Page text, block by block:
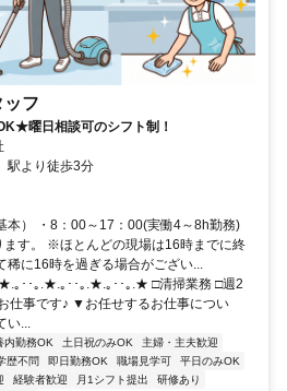
フ
曜日相談可のシフト制！
駅より徒歩3分
本） ・8：00～17：00(実働4～8h勤務)
ます。 ※ほとんどの現場は16時までに終
稀に16時を過ぎる場合がござい...
｡･･｡.★.｡･･｡.★.｡･･｡.★ □清掃業務 □週2
仕事です♪ ▼お任せするお仕事につい
い...
内勤務OK 土日祝のみOK
主婦・主夫歓迎
歴不問 即日勤務OK 職場見学可
平日のみOK
経験者歓迎 月1シフト提出
研修あり